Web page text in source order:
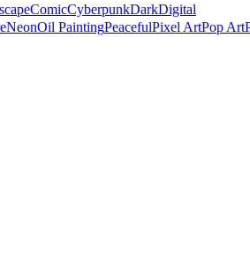
ComicCyberpunkDarkDigital
NeonOil PaintingPeacefulPixel ArtPop Art